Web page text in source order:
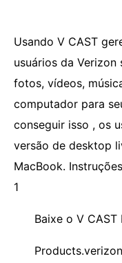
Usando V CAST
usuários da
fotos, vídeos,
computador para
conseguir isso , os
versão de desktop
MacBook. Instruções
1
Baixe o V